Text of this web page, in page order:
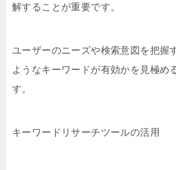
解することが重要です。
ユーザーのニーズや検索意図を把握
ようなキーワードが有効かを見極め
す。
キーワードリサーチツールの活用